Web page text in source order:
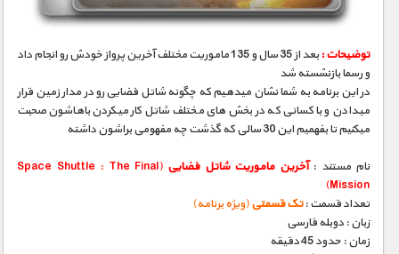
توضیحات :
بعد از 35 سال و 135 ماموریت مختلف آخرین پرواز خودش رو انجام داد
و رسما بازنشسته شد
در این برنامه به شما نشان میدهیم که چگونه شاتل فضایی رو در مدار زمین قرار
میدادن و با کسانی که در بخش های مختلف شاتل کار میکردن باهاشون صحبت
میکنیم تا بفهمیم این 30 سالی که گذشت چه مفهومی براشون داشته
نام مستند : آخرین ماموریت شاتل فضایی (Space Shuttle : The Final
Mission)
تعداد قسمت :تک قسمتی(ویژه برنامه)
زبان : دوبله فارسی
زمان : حدود 45 دقیقه